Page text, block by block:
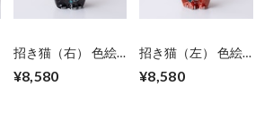
招き猫（右） 色絵
¥8,580
招き猫（左） 色絵
¥8,580